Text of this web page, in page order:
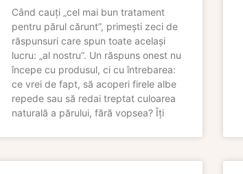
Când cauți „cel mai bun tratament
pentru părul cărunt”, primești zeci de
răspunsuri care spun toate același
lucru: „al nostru”. Un răspuns onest nu
începe cu produsul, ci cu întrebarea:
ce vrei de fapt, să acoperi firele albe
repede sau să redai treptat culoarea
naturală a părului, fără vopsea? Îți